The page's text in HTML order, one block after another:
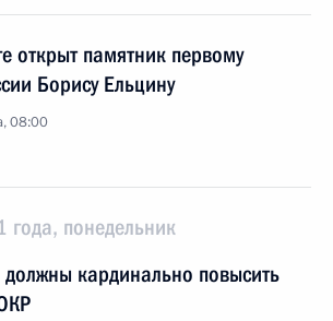
открыт памятник первому
Борису Ельцину
08:00
года, понедельник
должны кардинально повысить